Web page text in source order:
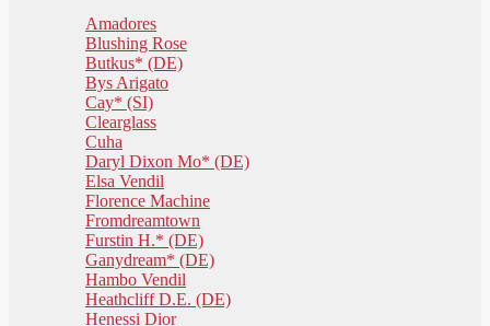
Amadores
Blushing Rose
Butkus* (DE)
Bys Arigato
Cay* (SI)
Clearglass
Cuha
Daryl Dixon Mo* (DE)
Elsa Vendil
Florence Machine
Fromdreamtown
Furstin H.* (DE)
Ganydream* (DE)
Hambo Vendil
Heathcliff D.E. (DE)
Henessi Dior